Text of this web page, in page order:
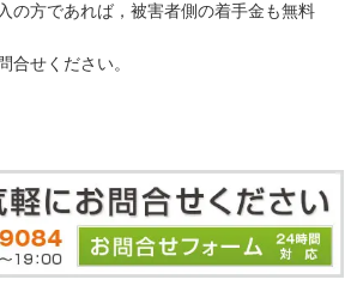
の方であれば，被害者側の着手金も無料
合せください。